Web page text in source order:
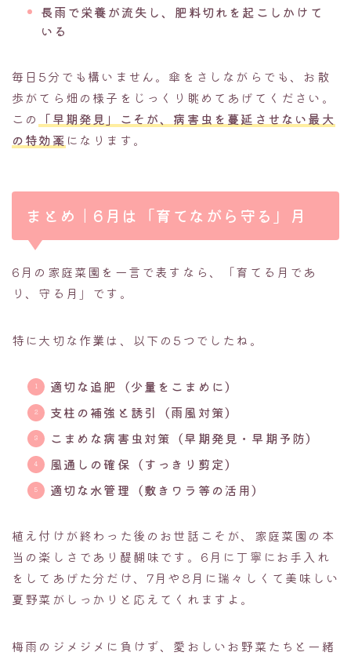
長雨で栄養が流失し、肥料切れを起こしかけて
いる
毎日5分でも構いません。傘をさしながらでも、お散
歩がてら畑の様子をじっくり眺めてあげてください。
この
「早期発見」こそが、病害虫を蔓延させない最大
の特効薬 になります。
まとめ｜6月は「育てながら守る」月
6月の家庭菜園を一言で表すなら、「育てる月であ
り、守る月」です。
特に大切な作業は、以下の5つでしたね。
適切な追肥（少量をこまめに）
支柱の補強と誘引（雨風対策）
こまめな病害虫対策（早期発見・早期予防）
風通しの確保（すっきり剪定）
適切な水管理（敷きワラ等の活用）
植え付けが終わった後のお世話こそが、家庭菜園の本
当の楽しさであり醍醐味です。6月に丁寧にお手入れ
をしてあげた分だけ、7月や8月に瑞々しくて美味しい
夏野菜がしっかりと応えてくれますよ。
梅雨のジメジメに負けず、愛おしいお野菜たちと一緒